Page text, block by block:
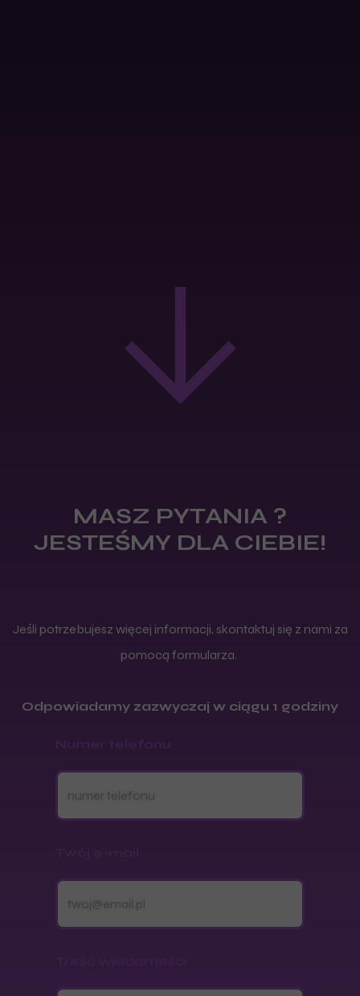
MASZ PYTANIA ?
JESTEŚMY DLA CIEBIE!
Jeśli potrzebujesz więcej informacji, skontaktuj się z nami za
pomocą formularza.
Odpowiadamy zazwyczaj w ciągu 1 godziny